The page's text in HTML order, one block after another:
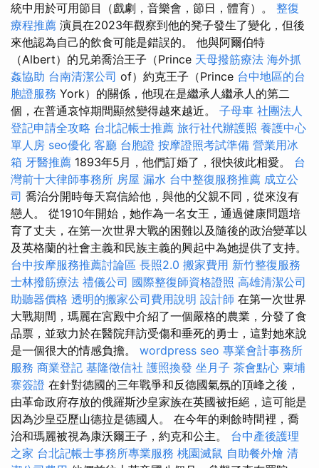
統中用於可用節目（戲劇，音樂會，節日，體育）。 整復
療程推薦 演員在2023年觀察到他的凳子發生了變化，但後
來他認為自己的飲食可能是錯誤的。 他與阿爾伯特
（Albert）的兄弟喬治王子（Prince 天母撥筋療法 海外抓
姦協助 台南清潔公司 of）約克王子（Prince 台中地區的台
胞證服務 York）的關係，他現在是繼承人繼承人的第二
個，在普通哀悼期間顯然變得越來越近。 子母車 社團法人
登記申請全攻略 台北記帳士推薦 旅行社代辦護照 養護中心
單人房 seo優化 客廳 台胞證 按摩證照考試準備 營業用冰
箱 牙醫推薦 1893年5月，他們訂婚了，很快彼此相愛。 台
灣前十大律師事務所 房屋 漏水 台中整復服務推薦 成立公
司 喬治分開時每天寫信給他，與他的父親不同，從來沒有
戀人。 從1910年開始，她作為一名女王，通過健康問題培
育了丈夫，在第一次世界大戰的困難以及隨後的政治變革以
及英格蘭的社會主義和民族主義的興起中為她提供了支持。
台中按摩服務推薦討論區 長照2.0 搬家費用 新竹整復服務
士林撥筋療法 禮儀公司 國際整復師資格證照 高雄清潔公司
助聽器價格 透明的搬家公司費用說明 設計師 在第一次世界
大戰期間，瑪麗在宮殿中介紹了一個嚴格的農業，分發了食
品票，並致力於在醫院拜訪受傷和垂死的勇士，這對她來說
是一個很大的情感負擔。 wordpress seo 專業會計事務所
服務 商業登記 基隆徵信社 護照換發 坐月子 茶會點心 柬埔
寨簽證 在針對德國的三年戰爭和反德國氣氛的頂峰之後，
由革命政府存放的俄羅斯沙皇家族在英國被拒絕，這可能是
因為沙皇亞歷山德拉是德國人。 在今年的剩餘時間裡，喬
治和瑪麗被視為康沃爾王子，約克和公主。 台中產後護理
之家 台北記帳士事務所專業服務 桃園滅鼠 自助餐外燴 清